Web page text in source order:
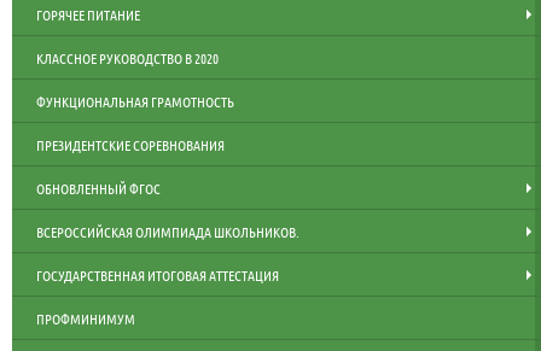
ГОРЯЧЕЕ ПИТАНИЕ
КЛАССНОЕ РУКОВОДСТВО В 2020
ФУНКЦИОНАЛЬНАЯ ГРАМОТНОСТЬ
ПРЕЗИДЕНТСКИЕ СОРЕВНОВАНИЯ
ОБНОВЛЕННЫЙ ФГОС
ВСЕРОССИЙСКАЯ ОЛИМПИАДА ШКОЛЬНИКОВ.
ГОСУДАРСТВЕННАЯ ИТОГОВАЯ АТТЕСТАЦИЯ
ПРОФМИНИМУМ